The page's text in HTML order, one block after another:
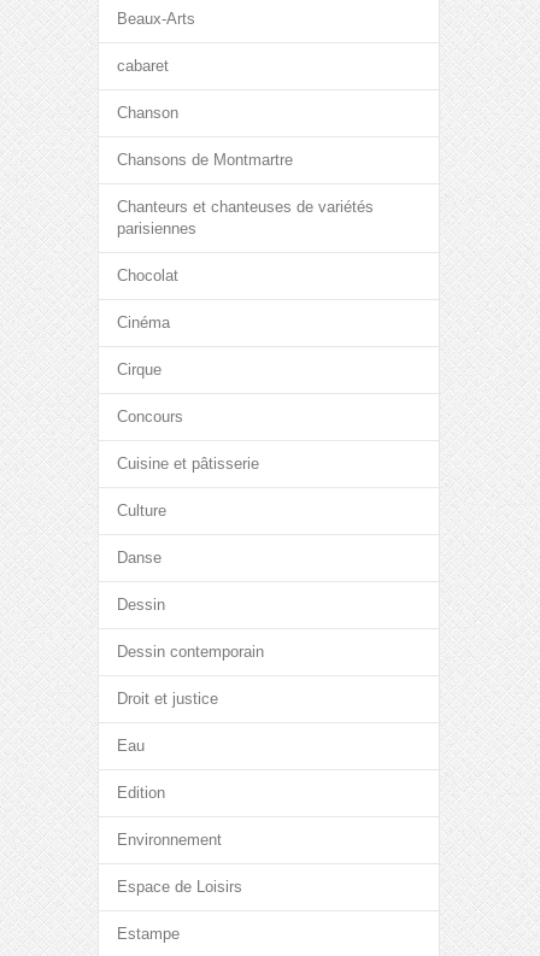
Beaux-Arts
cabaret
Chanson
Chansons de Montmartre
Chanteurs et chanteuses de variétés
parisiennes
Chocolat
Cinéma
Cirque
Concours
Cuisine et pâtisserie
Culture
Danse
Dessin
Dessin contemporain
Droit et justice
Eau
Edition
Environnement
Espace de Loisirs
Estampe